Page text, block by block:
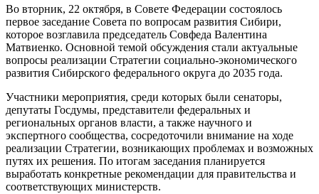
Во вторник, 22 октября, в Совете Федерации состоялось
первое заседание Совета по вопросам развития Сибири,
которое возглавила председатель Совфеда Валентина
Матвиенко. Основной темой обсуждения стали актуальные
вопросы реализации Стратегии социально-экономического
развития Сибирского федерального округа до 2035 года.
Участники мероприятия, среди которых были сенаторы,
депутаты Госдумы, представители федеральных и
региональных органов власти, а также научного и
экспертного сообщества, сосредоточили внимание на ходе
реализации Стратегии, возникающих проблемах и возможных
путях их решения. По итогам заседания планируется
выработать конкретные рекомендации для правительства и
соответствующих министерств.